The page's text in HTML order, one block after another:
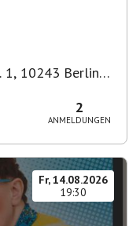
1, 10243 Berlin-
2
ANMELDUNGEN
Fr, 14.08.2026
19:30